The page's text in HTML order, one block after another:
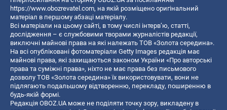
https://www.obozrevatel.com, на якій розміщено оригінальний
матеріал в першому абзаці матеріалу.
Всі матеріали на цьому сайті, в тому числі інтерв’ю, статті,
дослідження – є службовими творами журналістів редакції,
виключні майнові права на які належать ТОВ «Золота середина».
На всі опубліковані фотоматеріали Getty Images редакція має
майнові права, які захищаються законом України «Про авторські
права та суміжні права», ніхто не має права без письмового
дозволу ТОВ «Золота середина» їх використовувати, вони не
підлягають подальшому відтворенню, перекладу, поширенню в
будь-якій формі.
Редакція OBOZ.UA може не поділяти точку зору, викладену в